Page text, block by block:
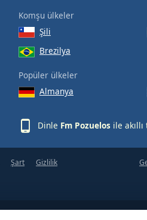
Komşu ülkeler
Şili
Brezilya
Popüler ülkeler
Almanya
Dinle Fm Pozuelos ile
Şart Gizlilik